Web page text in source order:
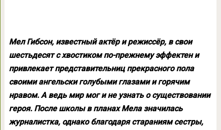
Мел Гибсон, известный актёр и режиссёр, в свои
шестьдесят с хвостиком по-прежнему эффектен и
привлекает представительниц прекрасного пола
своими ангельски голубыми глазами и горячим
нравом. А ведь мир мог и не узнать о существовании
героя. После школы в планах Мела значилась
журналистка, однако благодаря стараниям сестры,